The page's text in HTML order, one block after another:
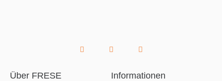
Über FRESE Informationen